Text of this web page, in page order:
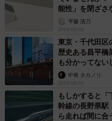
ホソの脂が甘くて感動〜
能性」を閉ざさ
平藤 清刀
2026.08.06
東京・千代田
歴史ある昌平
も分かってない
して」中将 タカノリ
2026.08.06
もしかすると
幹線の長野県
ら走れば間に